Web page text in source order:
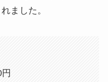
ました。